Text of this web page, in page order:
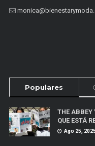
Populares
THE ABBEY
QUE ESTÁ
Ago 25, 2025